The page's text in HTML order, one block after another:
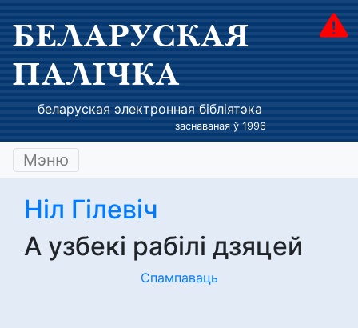
БЕЛАРУСКАЯ
ПАЛІЧКА
беларуская электронная бібліятэка
заснаваная ў 1996
Мэню
Ніл Гілевіч
А узбекі рабілі дзяцей
Спампаваць